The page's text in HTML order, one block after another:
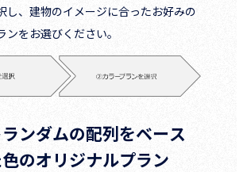
し、建物のイメージに合ったお好みの
ンをお選びください。
ンダムの配列をベース
のオリジナルプラン